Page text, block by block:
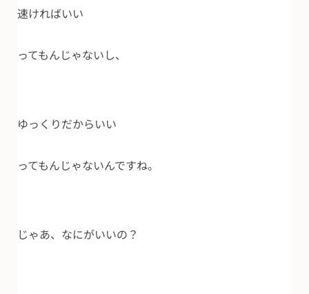
速ければいい
ってもんじゃないし、
ゆっくりだからいい
ってもんじゃないんですね。
じゃあ、なにがいいの？